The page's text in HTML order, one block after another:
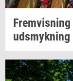
Frem­vis­ning
udsmyk­ning